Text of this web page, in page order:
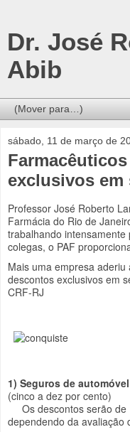
Dr. José
Abib
sábado, 11 de março de
exclusivos em
Professor José Roberto
Farmácia do Rio de
trabalhando
colegas, o PAF
Mais uma empresa
descontos exclusivos em
CRF-RJ
1) Seguros de automóvel
(cinco a dez por cento)
Os descontos serão de
dependendo da avaliação